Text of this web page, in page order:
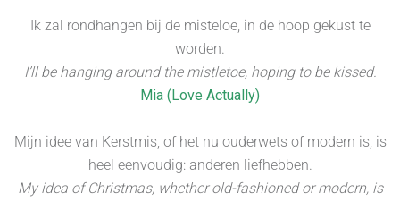
Ik zal rondhangen bij de misteloe, in de hoop gekust te
worden.
I’ll be hanging around the mistletoe, hoping to be kissed.
Mia (Love Actually)
Mijn idee van Kerstmis, of het nu ouderwets of modern is, is
heel eenvoudig: anderen liefhebben.
My idea of Christmas, whether old-fashioned or modern, is